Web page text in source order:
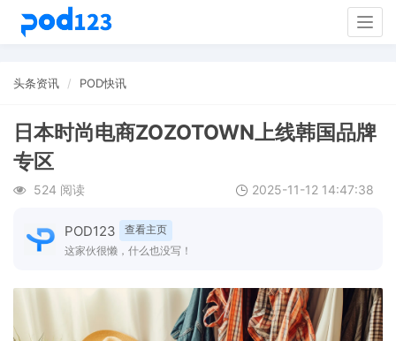
头条资讯 POD快讯
日本时尚电商ZOZOTOWN上线韩国品牌
专区
524 阅读 2025-11-12 14:47:38
POD123
查看主页
这家伙很懒，什么也没写！